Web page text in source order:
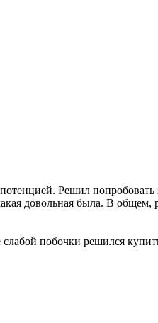
Решил попробовать
довольная была. В общем,
побочки решился